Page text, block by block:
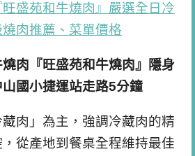
盛苑和牛燒肉』嚴選全日冷
肉推薦、菜單價格
肉『旺盛苑和牛燒肉』隱身
國小捷運站走路5分鐘
肉」為主，強調冷藏肉的精
從產地到餐桌全程維持最佳